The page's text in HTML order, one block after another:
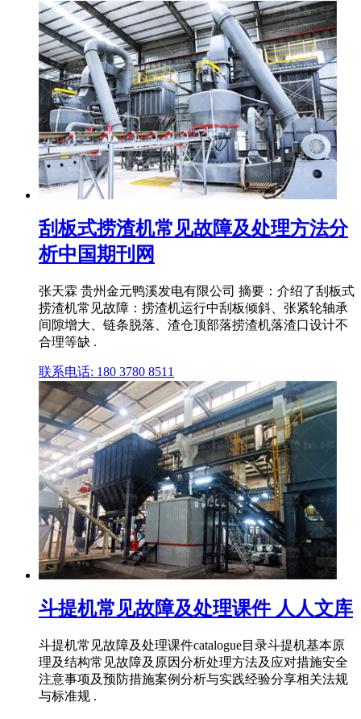
刮板式捞渣机常见故障及处理方法分
析中国期刊网
张天霖 贵州金元鸭溪发电有限公司 摘要：介绍了刮板式
捞渣机常见故障：捞渣机运行中刮板倾斜、张紧轮轴承
间隙增大、链条脱落、渣仓顶部落捞渣机落渣口设计不
合理等缺 .
联系电话: 180 3780 8511
斗提机常见故障及处理课件 人人文库
斗提机常见故障及处理课件catalogue目录斗提机基本原
理及结构常见故障及原因分析处理方法及应对措施安全
注意事项及预防措施案例分析与实践经验分享相关法规
与标准规 .